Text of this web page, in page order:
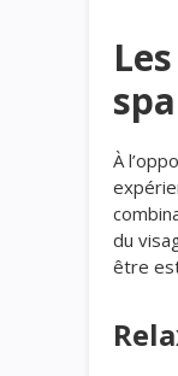
spa
À
du
être